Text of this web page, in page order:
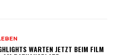
WARTEN JETZT BEIM FILM